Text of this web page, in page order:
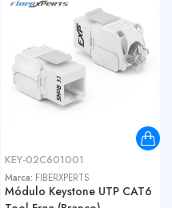
KEY-02C601001
Marca: FIBERXPERTS
Módulo Keystone UTP CAT6